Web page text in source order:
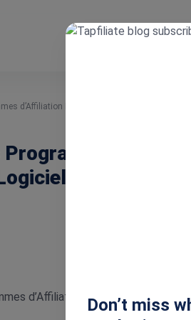
d’Affiliation Logiciels pour 2026
pour 2026
Don’t miss